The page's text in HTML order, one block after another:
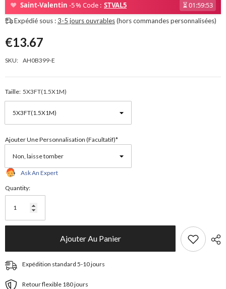
❤ Saint-Valentin -5 % Code : STVAL5 ⏳01:59:53
Expédié sous :3-5 jours ouvrables(hors commandes personnalisées)
€13.67
SKU: AH0B399-E
Taille: 5X3FT(1.5X1M)
Ajouter Une Personnalisation (facultatif)*
Ask An Expert
Quantity:
Ajouter Au Panier
Expédition standard 5-10 jours
Retour flexible 180 jours